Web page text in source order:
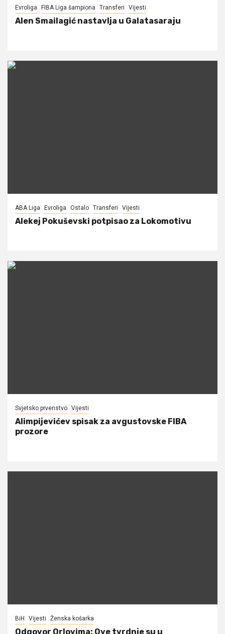
Evroliga FIBA Liga šampiona Transferi Vijesti
Alen Smailagić nastavlja u Galatasaraju
ABA Liga Evroliga Ostalo Transferi Vijesti
Alekej Pokuševski potpisao za Lokomotivu
Svjetsko prvenstvo Vijesti
Alimpijevićev spisak za avgustovske FIBA
prozore
BiH Vijesti Ženska košarka
Odgovor Orlovima: ​Ove tvrdnje su u